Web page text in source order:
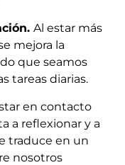
Al estar más
mejora la
que seamos
tareas diarias.
en contacto
a reflexionar y a
traduce en un
nosotros